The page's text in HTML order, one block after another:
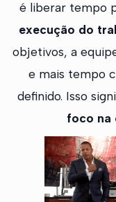
é liberar tempo
execução do
objetivos, a
e mais tempo
definido. Isso
foco na